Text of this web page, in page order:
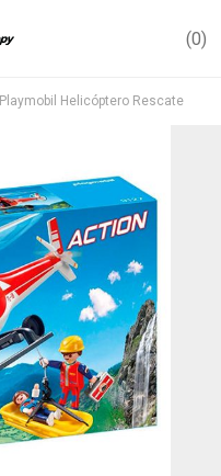
0
Playmobil Helicóptero Rescate